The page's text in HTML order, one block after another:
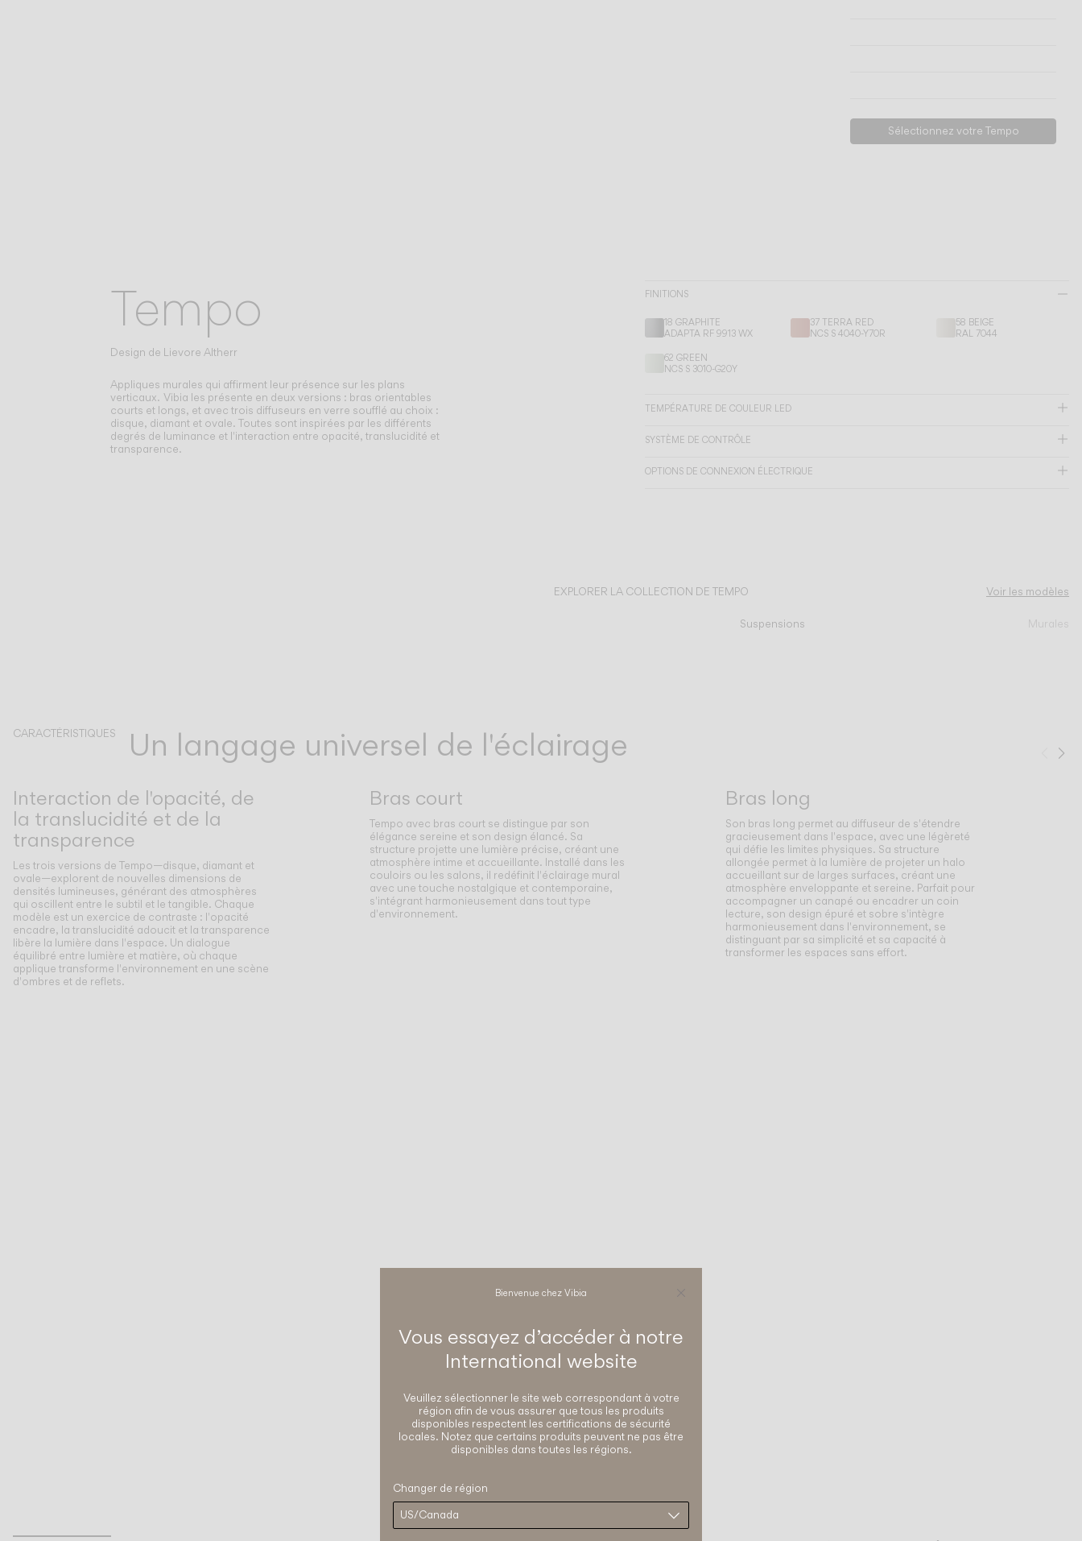
Sélectionnez votre Tempo
Tempo
Design de Lievore Altherr
Appliques murales qui affirment leur présence sur les plans
verticaux. Vibia les présente en deux versions : bras orientables
courts et longs, et avec trois diffuseurs en verre soufflé au choix :
disque, diamant et ovale. Toutes sont inspirées par les différents
degrés de luminance et l'interaction entre opacité, translucidité et
transparence.
FINITIONS
18 GRAPHITE
ADAPTA RF 9913 WX
37 TERRA RED
NCS S 4040-Y70R
58 BEIGE
RAL 7044
62 GREEN
NCS S 3010-G20Y
TEMPÉRATURE DE COULEUR LED
SYSTÈME DE CONTRÔLE
OPTIONS DE CONNEXION ÉLECTRIQUE
EXPLORER LA COLLECTION DE TEMPO Voir les modèles
Suspensions Murales
CARACTÉRISTIQUES Un langage universel de l'éclairage
Interaction de l'opacité, de
la translucidité et de la
transparence
Les trois versions de Tempo—disque, diamant et
ovale—explorent de nouvelles dimensions de
densités lumineuses, générant des atmosphères
qui oscillent entre le subtil et le tangible. Chaque
modèle est un exercice de contraste : l'opacité
encadre, la translucidité adoucit et la transparence
libère la lumière dans l'espace. Un dialogue
équilibré entre lumière et matière, où chaque
applique transforme l'environnement en une scène
d'ombres et de reflets.
Bras court
Tempo avec bras court se distingue par son
élégance sereine et son design élancé. Sa
structure projette une lumière précise, créant une
atmosphère intime et accueillante. Installé dans les
couloirs ou les salons, il redéfinit l'éclairage mural
avec une touche nostalgique et contemporaine,
s'intégrant harmonieusement dans tout type
d'environnement.
Bras long
Son bras long permet au diffuseur de s'étendre
gracieusement dans l'espace, avec une légèreté
qui défie les limites physiques. Sa structure
allongée permet à la lumière de projeter un halo
accueillant sur de larges surfaces, créant une
atmosphère enveloppante et sereine. Parfait pour
accompagner un canapé ou encadrer un coin
lecture, son design épuré et sobre s'intègre
harmonieusement dans l'environnement, se
distinguant par sa simplicité et sa capacité à
transformer les espaces sans effort.
Bienvenue chez Vibia
Vous essayez d’accéder à notre
International website
Veuillez sélectionner le site web correspondant à votre
région afin de vous assurer que tous les produits
disponibles respectent les certifications de sécurité
locales. Notez que certains produits peuvent ne pas être
disponibles dans toutes les régions.
Changer de région